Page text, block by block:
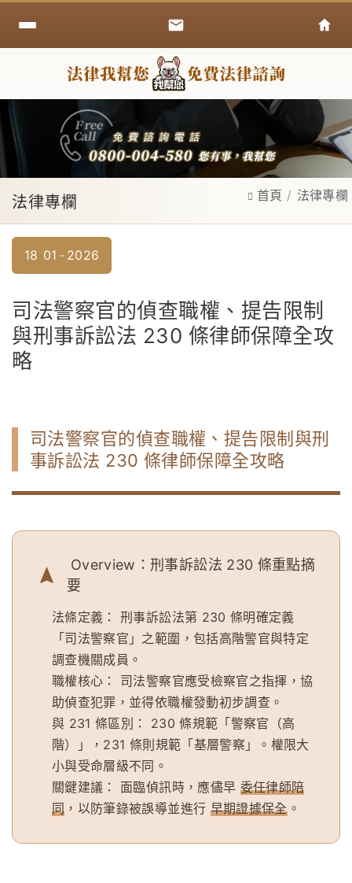
法律專欄 首頁 法律專欄
18 01 2026
司法警察官的偵查職權、提告限制
與刑事訴訟法 230 條律師保障全攻
略
司法警察官的偵查職權、提告限制與刑
事訴訟法 230 條律師保障全攻略
Overview：刑事訴訟法 230 條重點摘
要
法條定義：
刑事訴訟法第 230 條明確定義
「司法警察官」之範圍，包括高階警官與特定
調查機關成員。
職權核心：
司法警察官應受檢察官之指揮，協
助偵查犯罪，並得依職權發動初步調查。
與 231 條區別：
230 條規範「警察官（高
階）」，231 條則規範「基層警察」。權限大
小與受命層級不同。
關鍵建議：
面臨偵訊時，應儘早 委任律師陪
同 ，以防筆錄被誤導並進行 早期證據保全。